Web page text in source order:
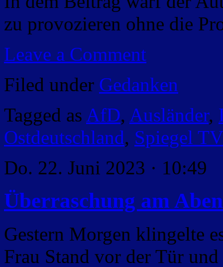
zu provozieren ohne die
Leave a Comment
Filed under Gedanken
Tagged as AfD, Ausländer,
Ostdeutschland, Spiegel TV
Do. 22. Juni 2023 · 10:49
Überraschung am
Gestern Morgen klingelte
Frau Stand vor der Tür